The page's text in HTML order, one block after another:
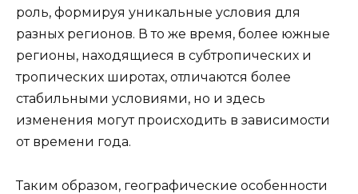
роль, формируя уникальные условия для
разных регионов. В то же время, более южные
регионы, находящиеся в субтропических и
тропических широтах, отличаются более
стабильными условиями, но и здесь
изменения могут происходить в зависимости
от времени года.
Таким образом, географические особенности